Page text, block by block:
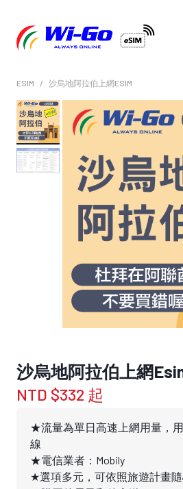
ESIM 沙烏地阿拉伯上網ESIM
沙烏地阿拉伯上網
NTD $332 起
★流量為單日高速上網用量，
線
★電信業者：Mobily
★選項多元，可依照旅遊計畫